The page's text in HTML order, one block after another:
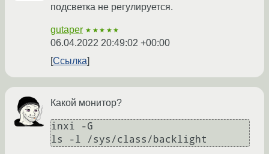
подсветка не регулируется.
gutaper ★★★★★
06.04.2022 20:49:02 +00:00
Ссылка
Какой монитор?
inxi -G